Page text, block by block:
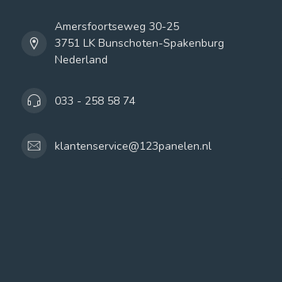
Amersfoortseweg 30-25
3751 LK Bunschoten-Spakenburg
Nederland
033 - 258 58 74
klantenservice@123panelen.nl